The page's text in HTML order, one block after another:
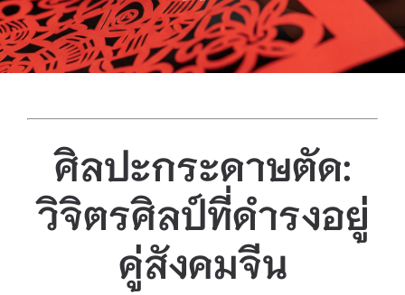
ศิลปะกระดาษตัด:
วิจิตรศิลป์ที่ดำรงอยู่
คู่สังคมจีน